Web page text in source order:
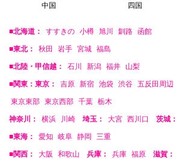
中国 四国
■北海道： すすきの 小樽 旭川 釧路 函館
■東北： 秋田 岩手 宮城 福島
■北陸・甲信越： 石川 新潟 福井 山梨
■関東：東京： 吉原 新宿 池袋 渋谷 五反田周辺
東京東部 東京西部 千葉 栃木
神奈川： 横浜 川崎 埼玉： 大宮 西川口 茨城：
■東海： 愛知 岐阜 静岡 三重
■関西： 大阪 和歌山 兵庫： 兵庫 福原 滋賀：